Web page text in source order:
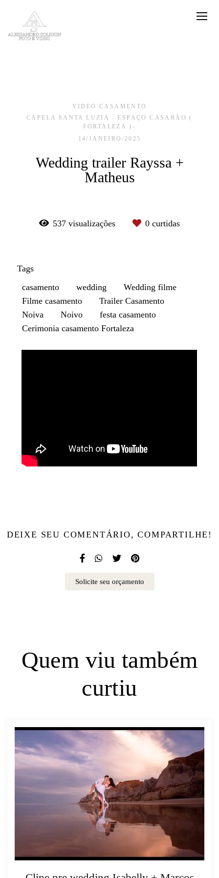
VIDEO CASAMENTO
CAPELA SANTA LUZIA - ESPAÇO CASARÃO (
FORTALEZA )
14/JANEIRO/2025
Wedding trailer Rayssa +
Matheus
537 visualizações 0 curtidas
Tags
casamento
wedding
Wedding filme
Filme casamento
Trailer Casamento
Noiva
Noivo
festa casamento
Cerimonia casamento Fortaleza
DEIXE SEU COMENTÁRIO, COMPARTILHE!
Solicite seu orçamento
Quem viu também
curtiu